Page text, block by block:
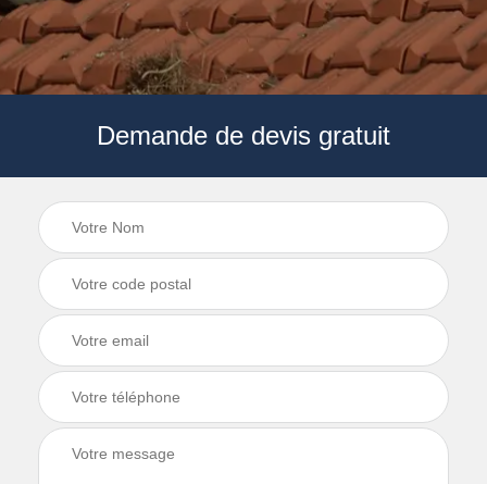
Demande de devis gratuit